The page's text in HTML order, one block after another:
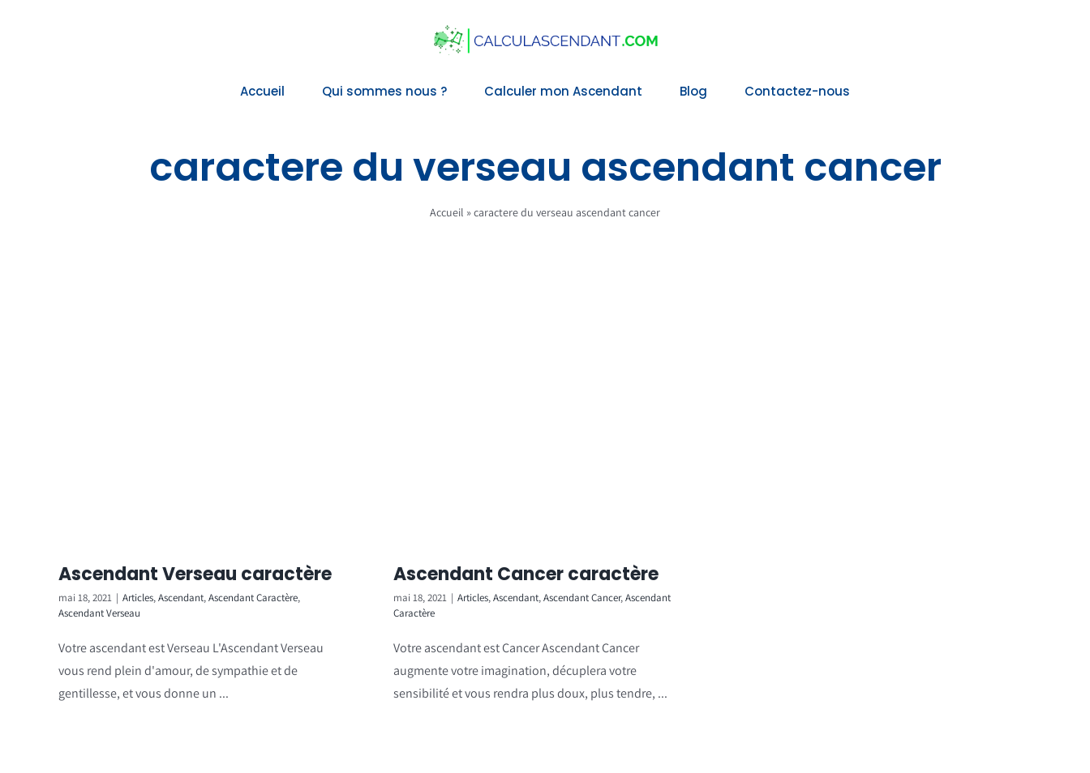
Accueil Qui sommes nous ? Calculer mon Ascendant Blog Contactez-nous
caractere du verseau ascendant cancer
Accueil »caractere du verseau ascendant cancer
Ascendant Verseau caractère
mai 18, 2021 | Articles,Ascendant,Ascendant Caractère,
Ascendant Verseau
Votre ascendant est Verseau L'Ascendant Verseau
vous rend plein d'amour, de sympathie et de
gentillesse, et vous donne un ...
Ascendant Cancer caractère
mai 18, 2021 | Articles,Ascendant,Ascendant Cancer,Ascendant
Caractère
Votre ascendant est Cancer Ascendant Cancer
augmente votre imagination, décuplera votre
sensibilité et vous rendra plus doux, plus tendre, ...